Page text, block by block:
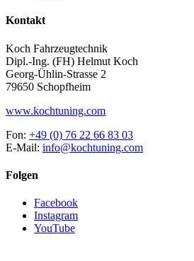
Kontakt
Koch Fahrzeugtechnik
Dipl.-Ing. (FH) Helmut Koch
Georg-Ühlin-Strasse 2
79650 Schopfheim
www.kochtuning.com
Fon: +49 (0) 76 22 66 83 03
E-Mail: info@kochtuning.com
Folgen
Facebook
Instagram
YouTube